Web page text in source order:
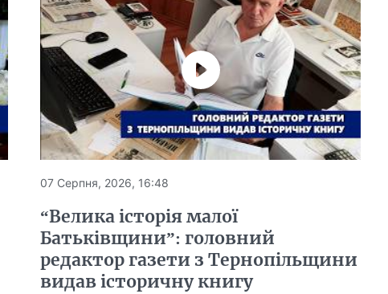
07 Серпня, 2026, 16:48
“Велика історія малої
Батьківщини”: головний
редактор газети з Тернопільщини
видав історичну книгу